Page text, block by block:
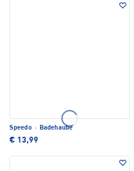
Speedo · Badehaube
€ 13,99